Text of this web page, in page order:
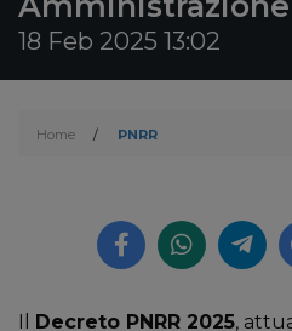
18 Feb 2025 13:02
Home / PNRR
Il Decreto PNRR 2025,